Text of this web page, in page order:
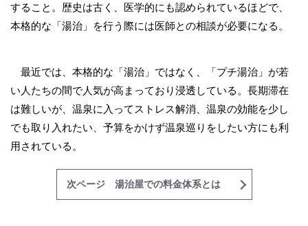
すること。歴史は古く、医学的にも認められているほどで、
本格的な「湯治」を行う際には医師との相談が必要になる。
最近では、本格的な「湯治」ではなく、「プチ湯治」が若
い人たちの間で人気が高まっており浸透している。長期滞在
は難しいが、温泉に入ってストレス解消、温泉の効能を少し
でも取り入れたい、予算をかけず温泉巡りをしたい方にも利
用されている。
次ページ 湯治屋での料金体系とは